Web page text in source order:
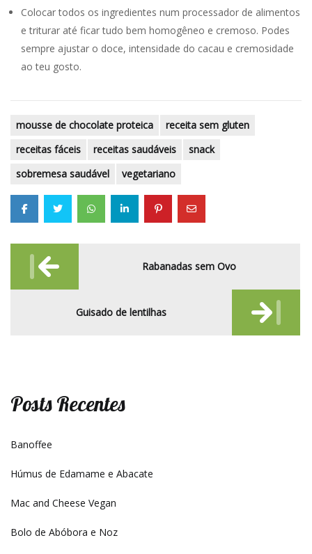
Colocar todos os ingredientes num processador de alimentos
e triturar até ficar tudo bem homogêneo e cremoso. Podes
sempre ajustar o doce, intensidade do cacau e cremosidade
ao teu gosto.
mousse de chocolate proteica
receita sem gluten
receitas fáceis
receitas saudáveis
snack
sobremesa saudável
vegetariano
Post
navigation
Rabanadas sem Ovo
Guisado de lentilhas
Posts Recentes
Banoffee
Húmus de Edamame e Abacate
Mac and Cheese Vegan
Bolo de Abóbora e Noz